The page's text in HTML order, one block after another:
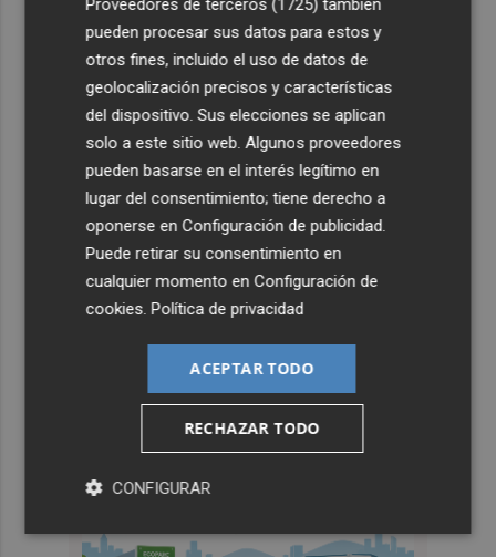
pueden procesar sus datos para estos y
otros fines, incluido el uso de datos de
geolocalización precisos y características
del dispositivo. Sus elecciones se aplican
solo a este sitio web. Algunos proveedores
pueden basarse en el interés legítimo en
lugar del consentimiento; tiene derecho a
oponerse enConfiguración de publicidad
Puede retirar su consentimiento en
cualquier momento enConfiguración de
cookies .Política de privacidad
ACEPTAR TODO
RECHAZAR TODO
CONFIGURAR